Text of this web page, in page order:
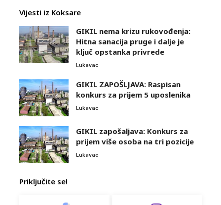
Vijesti iz Koksare
GIKIL nema krizu rukovođenja:
Hitna sanacija pruge i dalje je
ključ opstanka privrede
Lukavac
GIKIL ZAPOŠLJAVA: Raspisan
konkurs za prijem 5 uposlenika
Lukavac
GIKIL zapošaljava: Konkurs za
prijem više osoba na tri pozicije
Lukavac
Priključite se!